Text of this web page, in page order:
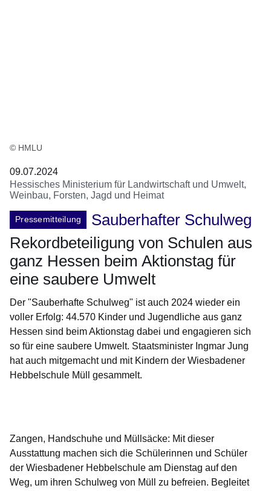
© HMLU
09.07.2024
Hessisches Ministerium für Landwirtschaft und Umwelt,
Weinbau, Forsten, Jagd und Heimat
Pressemitteilung
Sauberhafter Schulweg
Rekordbeteiligung von Schulen aus
ganz Hessen beim Aktionstag für
eine saubere Umwelt
Der "Sauberhafte Schulweg" ist auch 2024 wieder ein
voller Erfolg: 44.570 Kinder und Jugendliche aus ganz
Hessen sind beim Aktionstag dabei und engagieren sich
so für eine saubere Umwelt. Staatsminister Ingmar Jung
hat auch mitgemacht und mit Kindern der Wiesbadener
Hebbelschule Müll gesammelt.
Zangen, Handschuhe und Müllsäcke: Mit dieser
Ausstattung machen sich die Schülerinnen und Schüler
der Wiesbadener Hebbelschule am Dienstag auf den
Weg, um ihren Schulweg von Müll zu befreien. Begleitet